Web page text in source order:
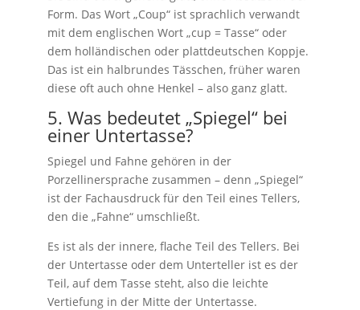
Form. Das Wort „Coup“ ist sprachlich verwandt
mit dem englischen Wort „cup = Tasse“ oder
dem holländischen oder plattdeutschen Koppje.
Das ist ein halbrundes Tässchen, früher waren
diese oft auch ohne Henkel – also ganz glatt.
5. Was bedeutet „Spiegel“ bei
einer Untertasse?
Spiegel und Fahne gehören in der
Porzellinersprache zusammen – denn „Spiegel“
ist der Fachausdruck für den Teil eines Tellers,
den die „Fahne“ umschließt.
Es ist als der innere, flache Teil des Tellers. Bei
der Untertasse oder dem Unterteller ist es der
Teil, auf dem Tasse steht, also die leichte
Vertiefung in der Mitte der Untertasse.